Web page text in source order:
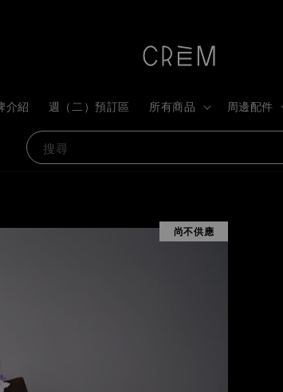
搜尋
介紹 週（二）預訂區 所有商品 周邊配件
尚不供應